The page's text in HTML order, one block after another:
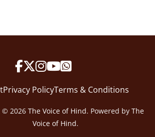
Privacy PolicyTerms & Conditions
© 2026 The Voice of Hind. Powered by The
Voice of Hind.